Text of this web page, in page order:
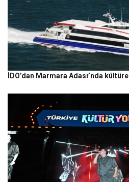
İDO’dan Marmara Adası’nda